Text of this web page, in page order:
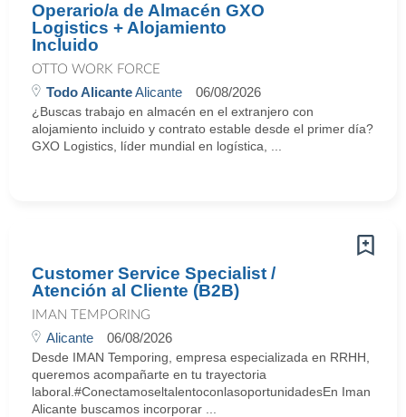
Operario/a de Almacén GXO
Logistics + Alojamiento
Incluido
OTTO WORK FORCE
Todo AlicanteAlicante 06/08/2026
¿Buscas trabajo en almacén en el extranjero con
alojamiento incluido y contrato estable desde el primer día?
GXO Logistics, líder mundial en logística, ...
Customer Service Specialist /
Atención al Cliente (B2B)
IMAN TEMPORING
Alicante 06/08/2026
Desde IMAN Temporing, empresa especializada en RRHH,
queremos acompañarte en tu trayectoria
laboral.#ConectamoseltalentoconlasoportunidadesEn Iman
Alicante buscamos incorporar ...